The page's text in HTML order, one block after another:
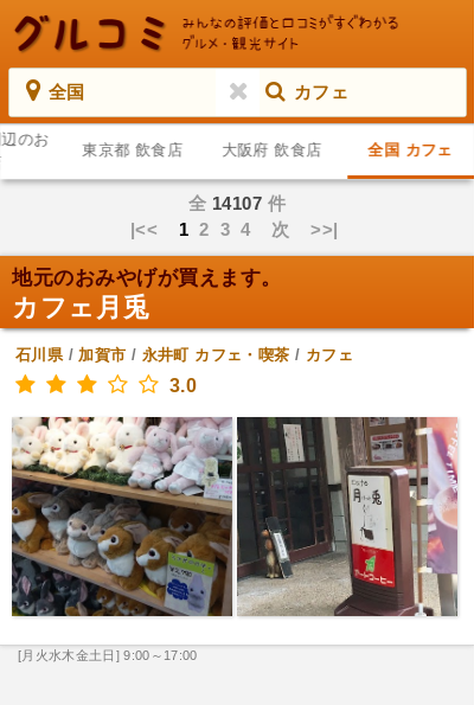
全国 カフェ
のお
東京都 飲食店 大阪府 飲食店 全国 カフェ
全 14107 件
|<< 12 3 4 次 >>|
地元のおみやげが買えます。
カフェ月兎
石川県/加賀市 / 永井町 カフェ・喫茶 / カフェ
3.0
[月火水木金土日] 9:00～17:00